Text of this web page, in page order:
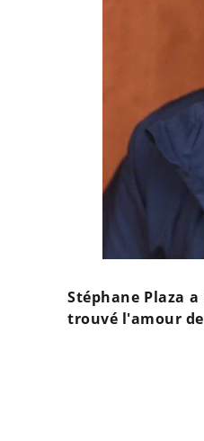
Stéphane Plaza
trouvé l'amour